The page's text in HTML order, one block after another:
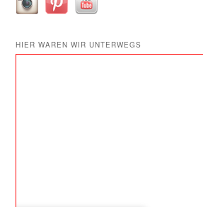
HIER WAREN WIR UNTERWEGS